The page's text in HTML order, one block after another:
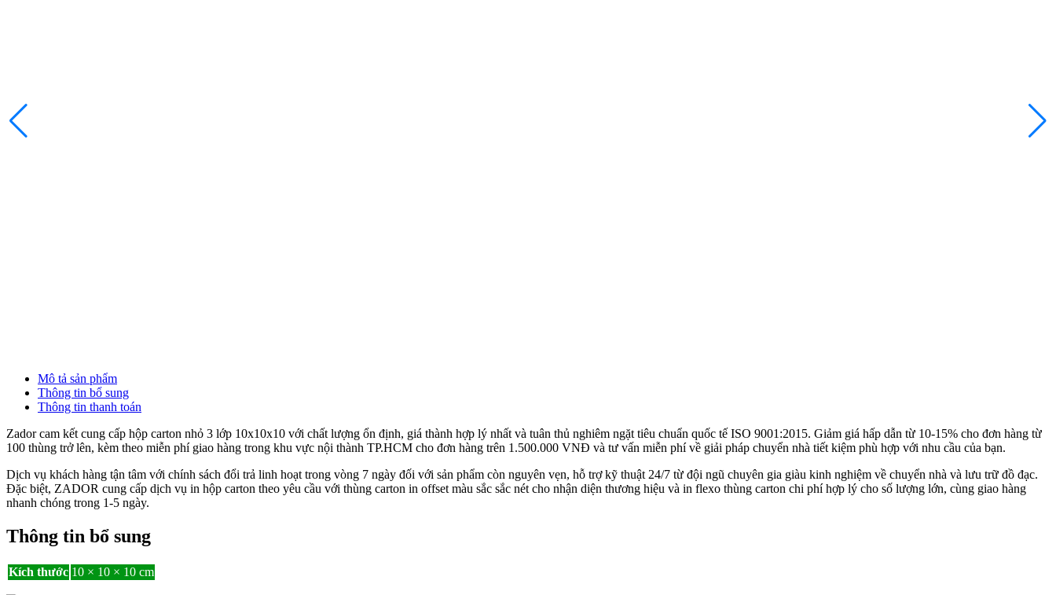
Mô tả sản phẩm
Thông tin bổ sung
Thông tin thanh toán
Zador cam kết cung cấp hộp carton nhỏ 3 lớp 10x10x10 với chất lượng ổn định, giá thành hợp lý nhất và tuân thủ nghiêm ngặt tiêu chuẩn quốc tế ISO 9001:2015. Giảm giá hấp dẫn từ 10-15% cho đơn hàng từ
100 thùng trở lên, kèm theo miễn phí giao hàng trong khu vực nội thành TP.HCM cho đơn hàng trên 1.500.000 VNĐ và tư vấn miễn phí về giải pháp chuyển nhà tiết kiệm phù hợp với nhu cầu của bạn.
Dịch vụ khách hàng tận tâm với chính sách đổi trả linh hoạt trong vòng 7 ngày đối với sản phẩm còn nguyên vẹn, hỗ trợ kỹ thuật 24/7 từ đội ngũ chuyên gia giàu kinh nghiệm về chuyển nhà và lưu trữ đồ đạc.
Đặc biệt, ZADOR cung cấp dịch vụ in hộp carton theo yêu cầu với thùng carton in offset màu sắc sắc nét cho nhận diện thương hiệu và in flexo thùng carton chi phí hợp lý cho số lượng lớn, cùng giao hàng
nhanh chóng trong 1-5 ngày.
Thông tin bổ sung
Kích thước 10 × 10 × 10 cm